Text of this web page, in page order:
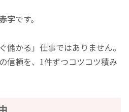
字です。
儲かる」仕事ではありません。
信頼を、1件ずつコツコツ積み